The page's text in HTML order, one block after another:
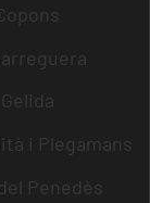
Copons
Gelida
i Plegamans
Penedès